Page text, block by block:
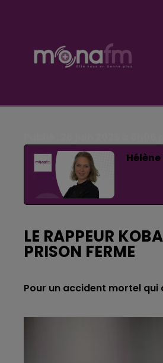
LE RAPPEUR
PRISON FERME
Pour un accident mortel qui